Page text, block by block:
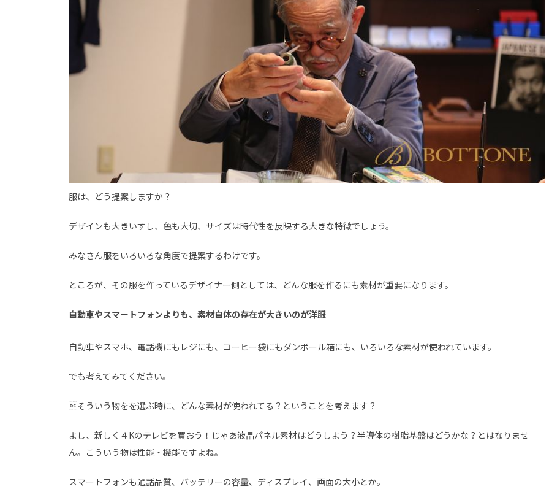
服は、どう提案しますか？
デザインも大きいすし、色も大切、サイズは時代性を反映する大きな特徴でしょう。
みなさん服をいろいろな角度で提案するわけです。
ところが、その服を作っているデザイナー側としては、どんな服を作るにも素材が重要になります。
自動車やスマートフォンよりも、素材自体の存在が大きいのが洋服
自動車やスマホ、電話機にもレジにも、コーヒー袋にもダンボール箱にも、いろいろな素材が使われています。
でも考えてみてください。
そういう物をを選ぶ時に、どんな素材が使われてる？ということを考えます？
よし、新しく４Kのテレビを買おう！じゃあ液晶パネル素材はどうしよう？半導体の樹脂基盤はどうかな？とはなりませ
ん。こういう物は性能・機能ですよね。
スマートフォンも通話品質、バッテリーの容量、ディスプレイ、画面の大小とか。